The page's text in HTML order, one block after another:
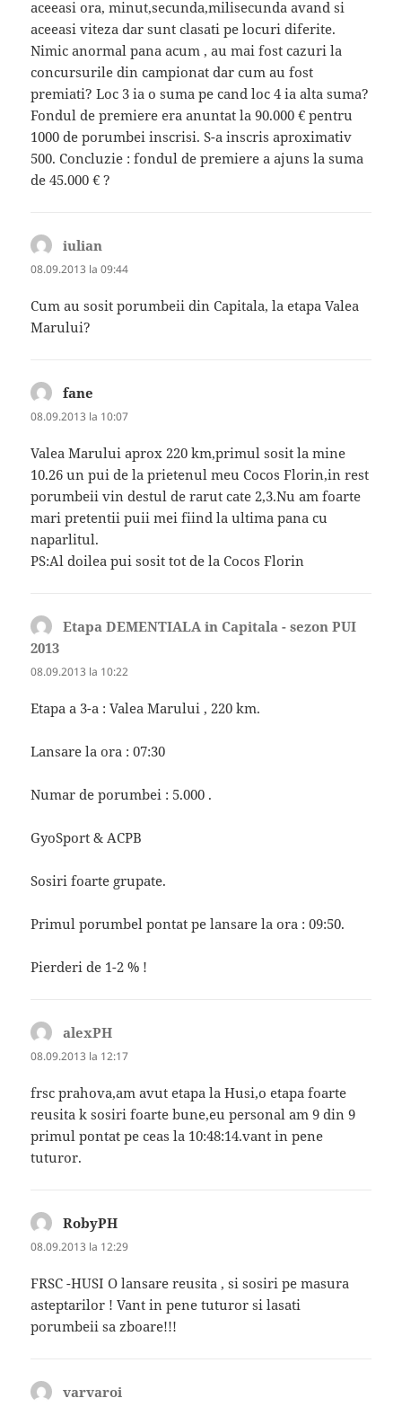
aceeasi ora, minut,secunda,milisecunda avand si
aceeasi viteza dar sunt clasati pe locuri diferite.
Nimic anormal pana acum , au mai fost cazuri la
concursurile din campionat dar cum au fost
premiati? Loc 3 ia o suma pe cand loc 4 ia alta suma?
Fondul de premiere era anuntat la 90.000 € pentru
1000 de porumbei inscrisi. S-a inscris aproximativ
500. Concluzie : fondul de premiere a ajuns la suma
de 45.000 € ?
iulian
08.09.2013 la 09:44
Cum au sosit porumbeii din Capitala, la etapa Valea
Marului?
fane
08.09.2013 la 10:07
Valea Marului aprox 220 km,primul sosit la mine
10.26 un pui de la prietenul meu Cocos Florin,in rest
porumbeii vin destul de rarut cate 2,3.Nu am foarte
mari pretentii puii mei fiind la ultima pana cu
naparlitul.
PS:Al doilea pui sosit tot de la Cocos Florin
Etapa DEMENTIALA in Capitala - sezon PUI
2013
08.09.2013 la 10:22
Etapa a 3-a : Valea Marului , 220 km.
Lansare la ora : 07:30
Numar de porumbei : 5.000 .
GyoSport & ACPB
Sosiri foarte grupate.
Primul porumbel pontat pe lansare la ora : 09:50.
Pierderi de 1-2 % !
alexPH
08.09.2013 la 12:17
frsc prahova,am avut etapa la Husi,o etapa foarte
reusita k sosiri foarte bune,eu personal am 9 din 9
primul pontat pe ceas la 10:48:14.vant in pene
tuturor.
RobyPH
08.09.2013 la 12:29
FRSC -HUSI O lansare reusita , si sosiri pe masura
asteptarilor ! Vant in pene tuturor si lasati
porumbeii sa zboare!!!
varvaroi